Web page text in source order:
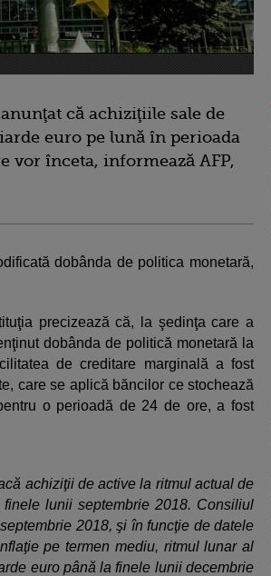
că achiziţiile sale de
euro pe lună în perioada
vor înceta, informează AFP,
dobânda de politica monetară,
precizează că, la şedinţa care a
dobânda de politică monetară la
de creditare marginală a fost
care se aplică băncilor ce stochează
o perioadă de 24 de ore, a fost
achiziţii de active la ritmul actual de
lunii septembrie 2018. Consiliul
2018, şi în funcţie de datele
pe termen mediu, ritmul lunar al
euro până la finele lunii decembrie